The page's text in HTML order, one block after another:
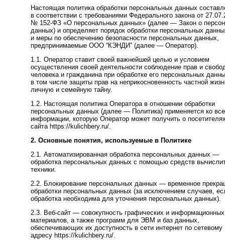
Настоящая политика обработки персональных данных
в соответствии с требованиями Федерального закона от
№ 152-ФЗ «О персональных данных» (далее — Закон о
данных) и определяет порядок обработки персональных
и меры по обеспечению безопасности персональных данных,
предпринимаемые ООО “КЭНДИ” (далее — Оператор).
1.1. Оператор ставит своей важнейшей целью и условием
осуществления своей деятельности соблюдение прав и
человека и гражданина при обработке его персональных
в том числе защиты прав на неприкосновенность частной
личную и семейную тайну.
1.2. Настоящая политика Оператора в отношении обработки
персональных данных (далее — Политика) применяется ко
информации, которую Оператор может получить о
сайта https://kulichbery.ru/.
2. Основные понятия, используемые в Политике
2.1. Автоматизированная обработка персональных данных —
обработка персональных данных с помощью средств
техники.
2.2. Блокирование персональных данных — временное
обработки персональных данных (за исключением случаев,
обработка необходима для уточнения персональных данных).
2.3. Веб-сайт — совокупность графических и информационных
материалов, а также программ для ЭВМ и баз данных,
обеспечивающих их доступность в сети интернет по сетевому
адресу https://kulichbery.ru/.